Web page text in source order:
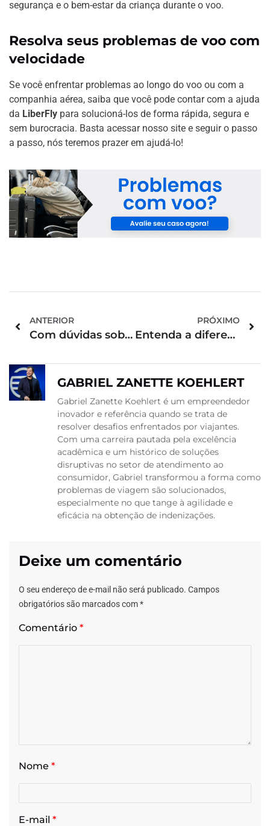
segurança e o bem-estar da criança durante o voo.
Resolva seus problemas de voo com
velocidade
Se você enfrentar problemas ao longo do voo ou com a
companhia aérea, saiba que você pode contar com a ajuda
da LiberFly para solucioná-los de forma rápida, segura e
sem burocracia. Basta acessar nosso site e seguir o passo
a passo, nós teremos prazer em ajudá-lo!
ANTERIOR
Com dúvidas sobre a taxa de rolha em hotéis? Veja os detalhes
PRÓXIMO
Entenda a diferença entre plataforma de passagem e viação de ônibus
GABRIEL ZANETTE KOEHLERT
Gabriel Zanette Koehlert é um empreendedor
inovador e referência quando se trata de
resolver desafios enfrentados por viajantes.
Com uma carreira pautada pela excelência
acadêmica e um histórico de soluções
disruptivas no setor de atendimento ao
consumidor, Gabriel transformou a forma como
problemas de viagem são solucionados,
especialmente no que tange à agilidade e
eficácia na obtenção de indenizações.
Deixe um comentário
O seu endereço de e-mail não será publicado. Campos
obrigatórios são marcados com*
Comentário *
Nome *
E-mail *